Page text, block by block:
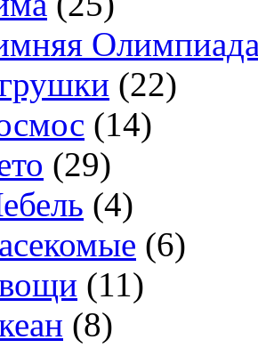
(22)
(14)
(29)
(4)
(6)
(11)
(8)